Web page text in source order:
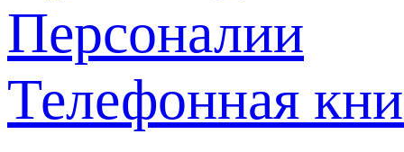
Персоналии
Телефонная